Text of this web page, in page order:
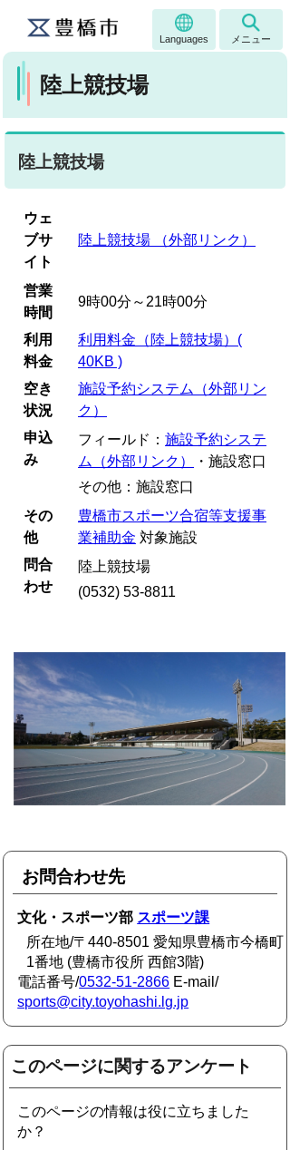
Languages メニュー
陸上競技場
陸上競技場
ウェ
ブサ
イト
陸上競技場 （外部リンク）
営業
時間
9時00分～21時00分
利用
料金
利用料金（陸上競技場）(
40KB )
空き
状況
施設予約システム（外部リン
ク）
申込
み
フィールド： 施設予約システ
ム（外部リンク）
・施設窓口
その他：施設窓口
その
他
豊橋市スポーツ合宿等支援事
業補助金 対象施設
問合
わせ
陸上競技場
(0532) 53-8811
お問合わせ先
文化・スポーツ部 スポーツ課
所在地/〒440-8501 愛知県豊橋市今橋町
1番地 (豊橋市役所 西館3階)
電話番号/0532-51-2866 E-mail/
sports@city.toyohashi.lg.jp
このページに関するアンケート
このページの情報は役に立ちました
か？